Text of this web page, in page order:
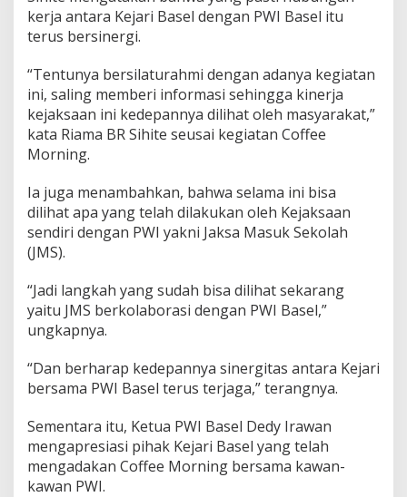
kerja antara Kejari Basel dengan PWI Basel itu
terus bersinergi.
“Tentunya bersilaturahmi dengan adanya kegiatan
ini, saling memberi informasi sehingga kinerja
kejaksaan ini kedepannya dilihat oleh masyarakat,”
kata Riama BR Sihite seusai kegiatan Coffee
Morning.
Ia juga menambahkan, bahwa selama ini bisa
dilihat apa yang telah dilakukan oleh Kejaksaan
sendiri dengan PWI yakni Jaksa Masuk Sekolah
(JMS).
“Jadi langkah yang sudah bisa dilihat sekarang
yaitu JMS berkolaborasi dengan PWI Basel,”
ungkapnya.
“Dan berharap kedepannya sinergitas antara Kejari
bersama PWI Basel terus terjaga,” terangnya.
Sementara itu, Ketua PWI Basel Dedy Irawan
mengapresiasi pihak Kejari Basel yang telah
mengadakan Coffee Morning bersama kawan-
kawan PWI.